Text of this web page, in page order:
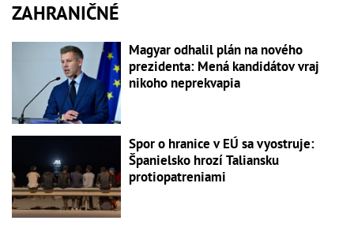
ZAHRANIČNÉ
Magyar odhalil plán na nového
prezidenta: Mená kandidátov vraj
nikoho neprekvapia
Spor o hranice v EÚ sa vyostruje:
Španielsko hrozí Taliansku
protiopatreniami